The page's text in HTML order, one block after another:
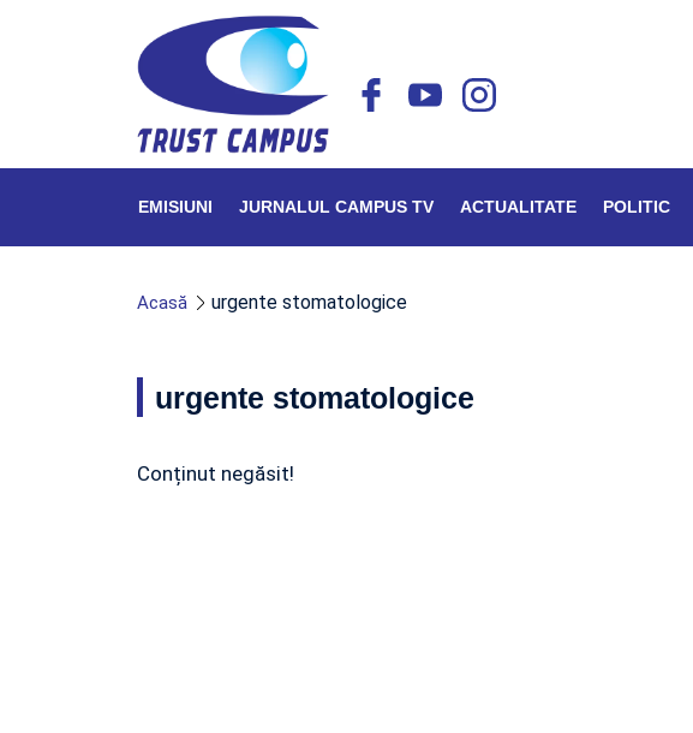
EMISIUNI JURNALUL CAMPUS TV ACTUALITATE POLITIC
Acasă urgente stomatologice
urgente stomatologice
Conținut negăsit!